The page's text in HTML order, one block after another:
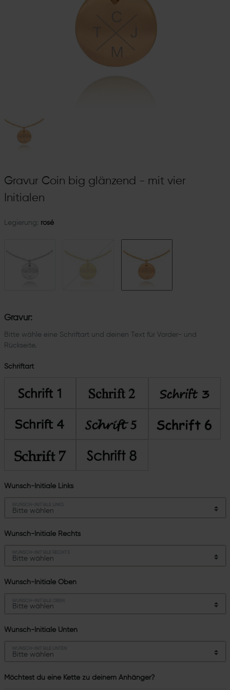
Gravur Coin big glänzend - mit vier
Initialen
Legierung: rosé
Gravur:
Bitte wähle eine Schriftart und deinen Text für Vorder- und
Rückseite.
Schriftart
Wunsch-Initiale Links
Wunsch-Initiale Rechts
Wunsch-Initiale Oben
Wunsch-Initiale Unten
Möchtest du eine Kette zu deinem Anhänger?